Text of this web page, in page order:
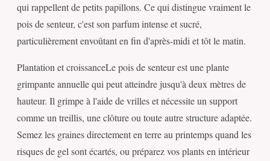
qui rappellent de petits papillons. Ce qui distingue vraiment le
pois de senteur, c'est son parfum intense et sucré,
particulièrement envoûtant en fin d'après-midi et tôt le matin.
Plantation et croissanceLe pois de senteur est une plante
grimpante annuelle qui peut atteindre jusqu'à deux mètres de
hauteur. Il grimpe à l'aide de vrilles et nécessite un support
comme un treillis, une clôture ou toute autre structure adaptée.
Semez les graines directement en terre au printemps quand les
risques de gel sont écartés, ou préparez vos plants en intérieur